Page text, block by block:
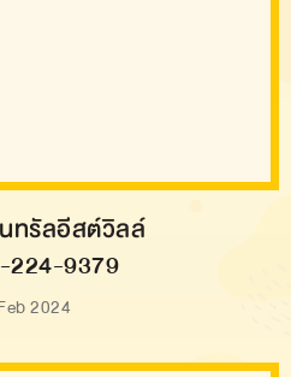
ทรัลอีสต์วิลล์
9379
2024